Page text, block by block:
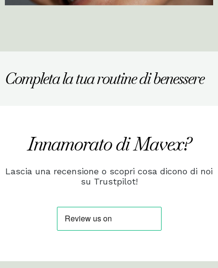
Completa la tua routine di benessere
Innamorato di Mavex?
Lascia una recensione o scopri cosa dicono di noi
su Trustpilot!